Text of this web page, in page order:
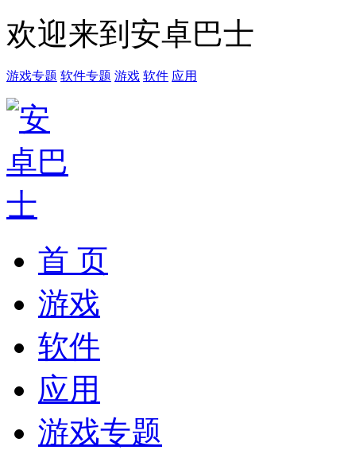
欢迎来到安卓巴士
游戏专题 软件专题 游戏 软件 应用
首 页
游戏
软件
应用
游戏专题